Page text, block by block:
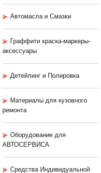
Автомасла и Смазки
Граффити краска-маркеры-
аксессуары
Детейлинг и Полировка
Материалы для кузовного
ремонта
Оборудование для
АВТОСЕРВИСА
Средства Индивидуальной